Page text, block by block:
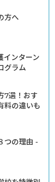
方へ
インターン
グラム
7選！おす
料の違いも
つの理由 -